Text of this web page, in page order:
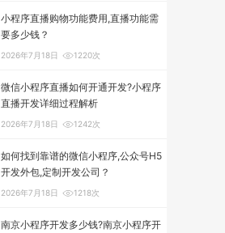
小程序直播购物功能费用,直播功能需
要多少钱？
2026年7月18日 1220次
微信小程序直播如何开通开发?小程序
直播开发详细过程解析
2026年7月18日 1242次
如何找到靠谱的微信小程序,公众号H5
开发外包,定制开发公司？
2026年7月18日 1218次
南京小程序开发多少钱?南京小程序开